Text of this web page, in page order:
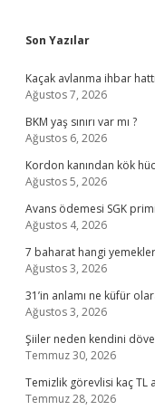
Sidebar
Son Yazılar
Kaçak avlanma ihbar
Ağustos 7, 2026
BKM yaş sınırı var mı ?
Ağustos 6, 2026
Kordon kanından kök
Ağustos 5, 2026
Avans ödemesi SGK
Ağustos 4, 2026
7 baharat hangi
Ağustos 3, 2026
31’in anlamı ne küfür
Ağustos 3, 2026
Şiiler neden kendini
Temmuz 30, 2026
Temizlik görevlisi kaç TL
Temmuz 28, 2026